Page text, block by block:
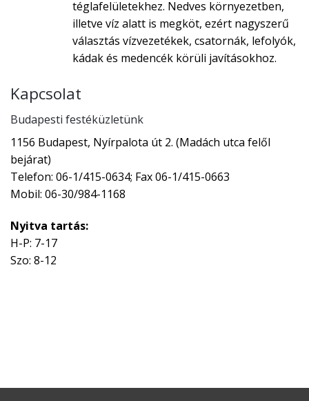
téglafelületekhez. Nedves környezetben,
illetve víz alatt is megköt, ezért nagyszerű
választás vízvezetékek, csatornák, lefolyók,
kádak és medencék körüli javításokhoz.
Kapcsolat
Budapesti festéküzletünk
1156 Budapest, Nyírpalota út 2. (Madách utca felől
bejárat)
Telefon: 06-1/415-0634; Fax 06-1/415-0663
Mobil: 06-30/984-1168
Nyitva tartás:
H-P: 7-17
Szo: 8-12